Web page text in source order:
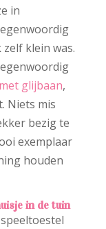
in
klein was.
met glijbaan,
Niets mis
bezig te
exemplaar
houden
in de tuin